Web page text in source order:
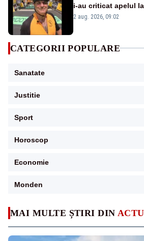
MAI MULTE ȘTIRI DIN
i-au criticat apelul
dintre comentarii
2 aug. 2026, 09:02
CATEGORII POPULARE
Sanatate
Justitie
Sport
Horoscop
Economie
Monden